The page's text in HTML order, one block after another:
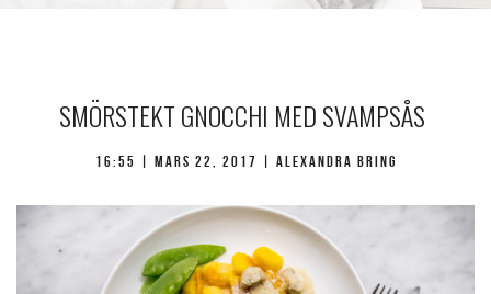
SMÖRSTEKT GNOCCHI MED SVAMPSÅS
16:55 | mars 22, 2017 | Alexandra Bring